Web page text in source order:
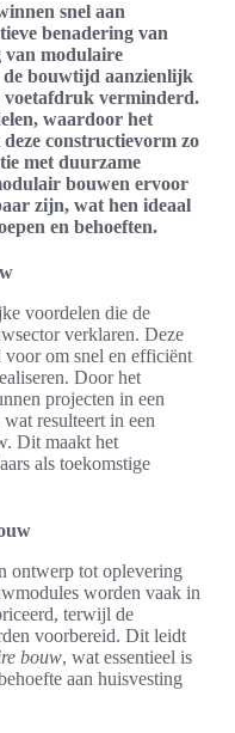
snel aan
benadering van
van modulaire
bouwtijd aanzienlijk
voetafdruk verminderd.
waardoor het
constructievorm zo
met duurzame
bouwen ervoor
zijn, wat hen ideaal
en behoeften.
voordelen die de
verklaren. Deze
om snel en efficiënt
Door het
projecten in een
resulteert in een
Dit maakt het
als toekomstige
ontwerp tot oplevering
worden vaak in
terwijl de
voorbereid. Dit leidt
bouw, wat essentieel is
aan huisvesting